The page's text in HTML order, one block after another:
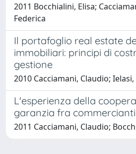
2011 Bocchialini, Elisa;
Federica
Il portafoglio real estate
immobiliari: principi di
gestione
2010 Cacciamani, Claudio;
L'esperienza della
garanzia fra
2011 Cacciamani, Claudio;